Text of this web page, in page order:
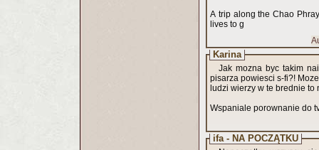
A trip along the Chao
lives to g
Karina
Jak mozna byc takim
pisarza powiesci s-fi?!
ludzi wierzy w te brednie
Wspaniale porownanie do
ifa - NA POCZĄTKU